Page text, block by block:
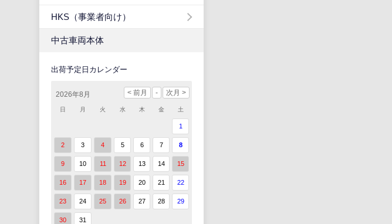
HKS（事業者向け）
中古車両本体
出荷予定日カレンダー
2026年8月
日 月 火 水 木 金 土
1
2 3 4 5 6 7 8
9 10 11 12 13 14 15
16 17 18 19 20 21 22
23 24 25 26 27 28 29
30 31